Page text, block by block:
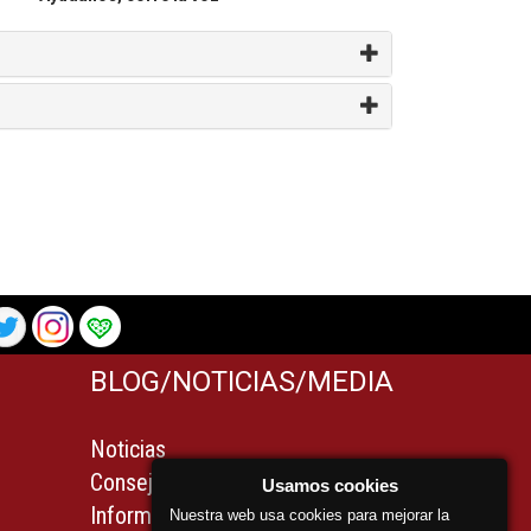
BLOG/NOTICIAS/MEDIA
Noticias
Consejos
Información legal para
Usamos cookies
Nuestra web usa cookies para mejorar la